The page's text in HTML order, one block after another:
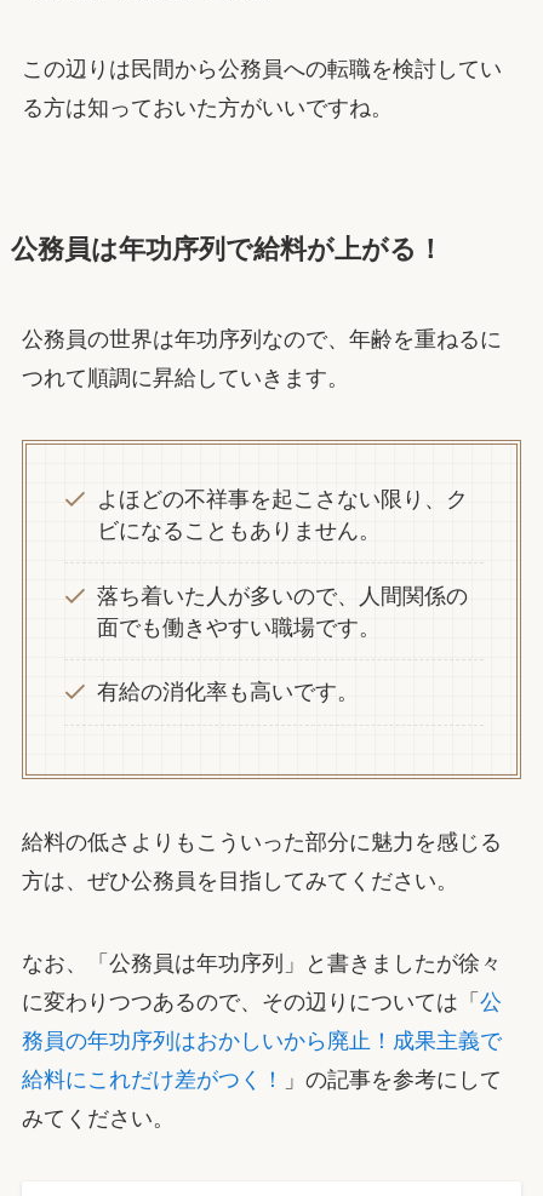
この辺りは民間から公務員への転職を検討してい
る方は知っておいた方がいいですね。
公務員は年功序列で給料が上がる！
公務員の世界は年功序列なので、年齢を重ねるに
つれて順調に昇給していきます。
よほどの不祥事を起こさない限り、ク
ビになることもありません。
落ち着いた人が多いので、人間関係の
面でも働きやすい職場です。
有給の消化率も高いです。
給料の低さよりもこういった部分に魅力を感じる
方は、ぜひ公務員を目指してみてください。
なお、「公務員は年功序列」と書きましたが徐々
に変わりつつあるので、その辺りについては「 公
務員の年功序列はおかしいから廃止！成果主義で
給料にこれだけ差がつく！
」の記事を参考にして
みてください。